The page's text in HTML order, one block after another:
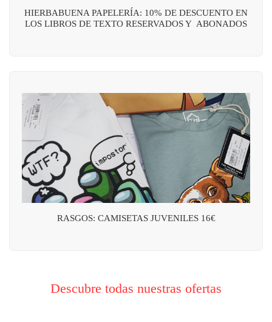
HIERBABUENA PAPELERÍA: 10% DE DESCUENTO EN
LOS LIBROS DE TEXTO RESERVADOS Y ABONADOS
RASGOS: CAMISETAS JUVENILES 16€
Descubre todas nuestras ofertas